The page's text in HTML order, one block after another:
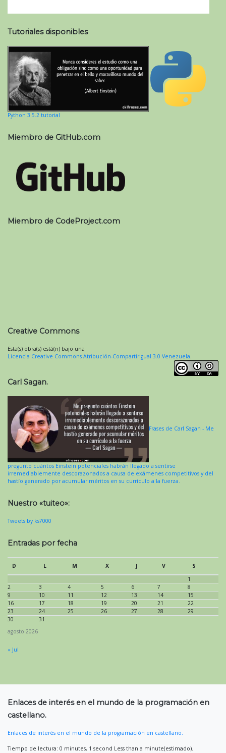
Tutoriales disponibles
Python 3.5.2 tutorial
Miembro de GitHub.com
Miembro de CodeProject.com
Creative Commons
Esta(s) obra(s) está(n) bajo una
Licencia Creative Commons Atribución-CompartirIgual 3.0 Venezuela
Carl Sagan.
Frases de Carl Sagan - Me
pregunto cuántos Einstein potenciales habrán llegado a sentirse
irremediablemente descorazonados a causa de exámenes competitivos y del
hastío generado por acumular méritos en su currículo a la fuerza.
Nuestro «tuiteo»:
Tweets by ks7000
Entradas por fecha
agosto 2026
D L M X J V
S
1
2
3 4 5 6 7
8
9
10 11 12 13 14
15
16
17 18 19 20 21
22
23
24 25 26 27 28
29
30
31
« Jul
Enlaces de interés en el mundo de la programación en
castellano.
Enlaces de interés en el mundo de la programación en castellano.
Tiempo de lectura: 0 minutes, 1 second Less than a minute(estimado).